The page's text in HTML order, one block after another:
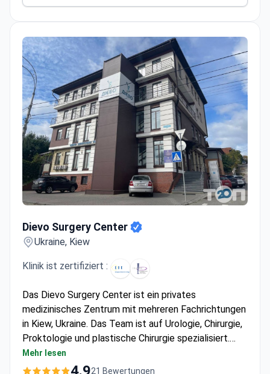
Dievo Surgery Center
Ukraine, Kiew
Klinik ist zertifiziert :
Das Dievo Surgery Center ist ein privates
medizinisches Zentrum mit mehreren Fachrichtungen
in Kiew, Ukraine. Das Team ist auf Urologie, Chirurgie,
Proktologie und plastische Chirurgie spezialisiert.
Das Dievo Surgery Center behandelt ausschließlich
Erwachsene. 4000 Patienten wählen dieses
Mehr lesen
21 Bewertungen